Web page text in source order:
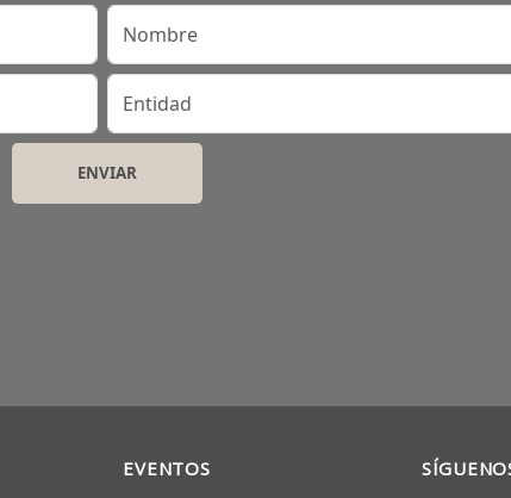
Nombre
Entidad
EVENTOS